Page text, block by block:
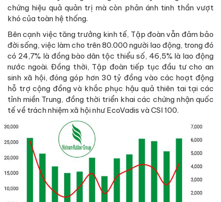
chứng hiệu quả quản trị mà còn phản ánh tinh thần vượt
khó của toàn hệ thống.
Bên cạnh việc tăng trưởng kinh tế, Tập đoàn vẫn đảm bảo
đời sống, việc làm cho trên 80.000 người lao động, trong đó
có 24,7% là đồng bào dân tộc thiểu số, 46,5% là lao động
nước ngoài. Đồng thời, Tập đoàn tiếp tục đầu tư cho an
sinh xã hội, đóng góp hơn 30 tỷ đồng vào các hoạt động
hỗ trợ cộng đồng và khắc phục hậu quả thiên tai tại các
tỉnh miền Trung, đồng thời triển khai các chứng nhận quốc
tế về trách nhiệm xã hội như EcoVadis và CSI 100.